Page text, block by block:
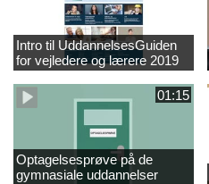
Intro til UddannelsesGuiden
for vejledere og lærere 2019
01:15
Optagelsesprøve på de
gymnasiale uddannelser